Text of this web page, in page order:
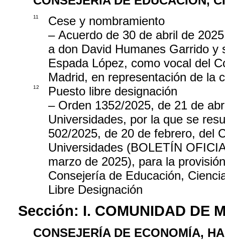
11
Cese y nombramiento
– Acuerdo de 30 de abril de
a don David Humanes Garrido
Espada López, como vocal del
Madrid, en representación de la
12
Puesto libre designación
– Orden 1352/2025, de 21 de
Universidades, por la que se
502/2025, de 20 de febrero, del
Universidades (BOLETÍN
marzo de 2025), para la
Consejería de Educación,
Libre Designación
Sección: I. COMUNIDAD DE
CONSEJERÍA DE ECONOMÍA,